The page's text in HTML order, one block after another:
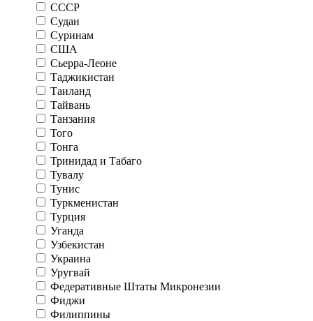
СССР
Судан
Суринам
США
Сьерра-Леоне
Таджикистан
Таиланд
Тайвань
Танзания
Того
Тонга
Тринидад и Табаго
Тувалу
Тунис
Туркменистан
Турция
Уганда
Узбекистан
Украина
Уругвай
Федеративные Штаты Микронезии
Фиджи
Филиппины